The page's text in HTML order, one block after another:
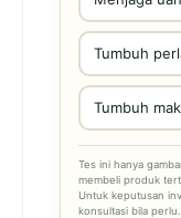
Tumbuh
Tumbuh
Tes ini hanya
membeli produk
Untuk keputusan
konsultasi bila perlu.